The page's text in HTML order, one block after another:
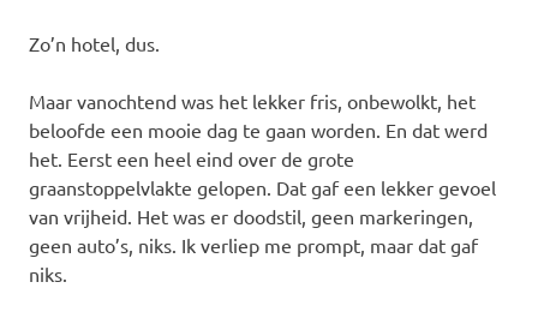
Zo’n hotel, dus.
Maar vanochtend was het lekker fris, onbewolkt, het
beloofde een mooie dag te gaan worden. En dat werd
het. Eerst een heel eind over de grote
graanstoppelvlakte gelopen. Dat gaf een lekker gevoel
van vrijheid. Het was er doodstil, geen markeringen,
geen auto’s, niks. Ik verliep me prompt, maar dat gaf
niks.